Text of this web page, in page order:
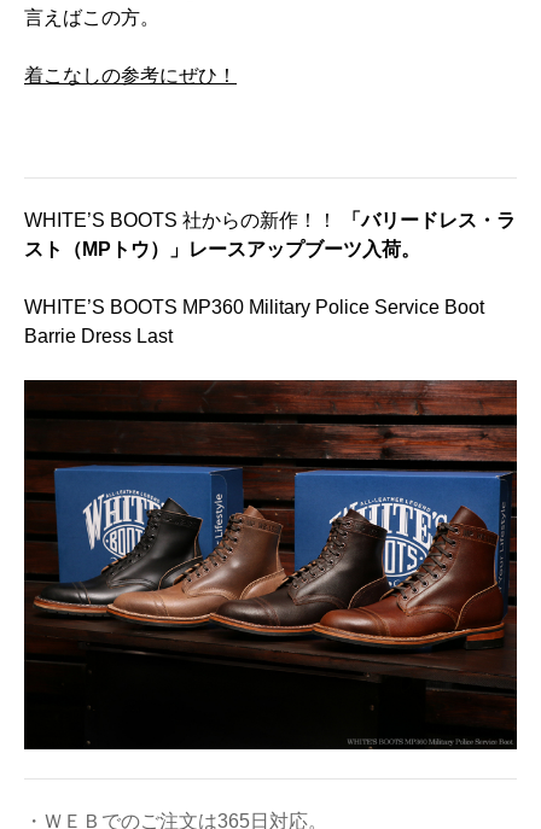
言えばこの方。
着こなしの参考にぜひ！
WHITE’S BOOTS 社からの新作！！
「バリードレス・ラ
スト（MPトウ）」レースアップブーツ入荷。
WHITE’S BOOTS MP360 Military Police Service Boot
Barrie Dress Last
・ＷＥＢでのご注文は365日対応。